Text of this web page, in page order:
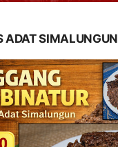
ADAT SIMALUNGUN